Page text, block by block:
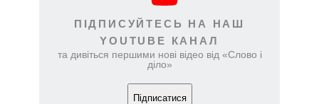
ПІДПИСУЙТЕСЬ НА НАШ
YOUTUBE КАНАЛ
та дивіться першими нові відео від «Слово і
діло»
Підписатися